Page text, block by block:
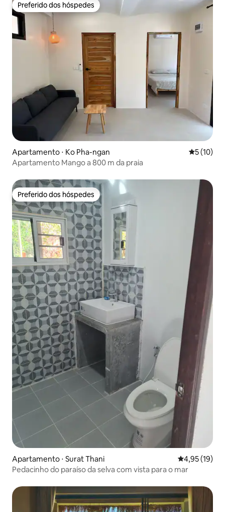
Preferido dos hóspedes
Preferido dos hóspedes
Apartamento ⋅ Ko Pha-ngan 5 de uma
5 (10)
Apartamento Mango a 800 m da praia
Preferido dos hóspedes
Preferido dos hóspedes
Apartamento ⋅ Surat Thani 4,95 de uma
4,95 (19)
Pedacinho do paraíso da selva com vista para o mar